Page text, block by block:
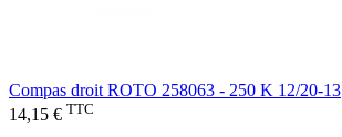
Compas droit ROTO 258063 - 250 K 12/20-13
14,15 € TTC